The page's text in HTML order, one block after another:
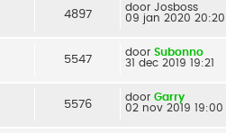
4897
door Josboss
09 jan 2020 20:20
5547
door Subonno
31 dec 2019 19:21
5576
door Garry
02 nov 2019 19:00